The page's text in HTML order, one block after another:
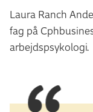
Laura Ranch
fag på
arbejdspsykologi.